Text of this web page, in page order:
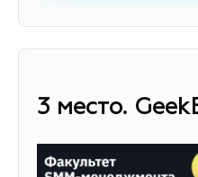
3 место.